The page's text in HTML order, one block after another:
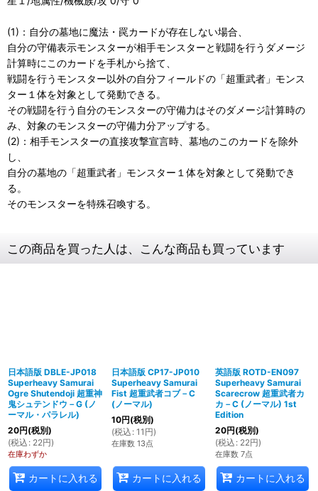
(1)：自分の墓地に魔法・罠カードが存在しない場合、
自分の守備表示モンスターが相手モンスターと戦闘を行うダメージ
計算時にこのカードを手札から捨て、
戦闘を行うモンスター以外の自分フィールドの「超重武者」モンス
ター１体を対象として発動できる。
その戦闘を行う自分のモンスターの守備力はそのダメージ計算時の
み、対象のモンスターの守備力分アップする。
(2)：相手モンスターの直接攻撃宣言時、墓地のこのカードを除外
し、
自分の墓地の「超重武者」モンスター１体を対象として発動でき
る。
そのモンスターを特殊召喚する。
この商品を買った人は、こんな商品も買っています
日本語版 DBLE-JP018
Superheavy Samurai
Ogre Shutendoji 超重神
鬼シュテンドウ－G (ノ
ーマル・パラレル)
20円(税別)
(税込 : 22円)
在庫わずか
カートに入れる
日本語版 CP17-JP010
Superheavy Samurai
Fist 超重武者コブ－C
(ノーマル)
10円(税別)
(税込 : 11 円)
在庫数 13点
カートに入れる
英語版 ROTD-EN097
Superheavy Samurai
Scarecrow 超重武者カ
カ－C (ノーマル) 1st
Edition
20円(税別)
(税込 : 22円)
在庫数 7点
カートに入れる